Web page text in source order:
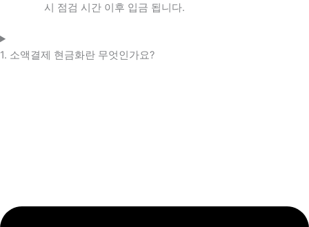
시 점검 시간 이후 입금 됩니다.
1. 소액결제 현금화란 무엇인가요?